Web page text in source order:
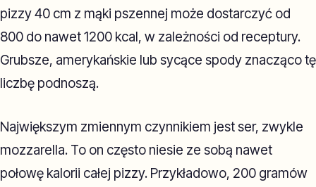
pizzy 40 cm z mąki pszennej może dostarczyć od
800 do nawet 1200 kcal, w zależności od receptury.
Grubsze, amerykańskie lub sycące spody znacząco tę
liczbę podnoszą.
Największym zmiennym czynnikiem jest ser, zwykle
mozzarella. To on często niesie ze sobą nawet
połowę kalorii całej pizzy. Przykładowo, 200 gramów